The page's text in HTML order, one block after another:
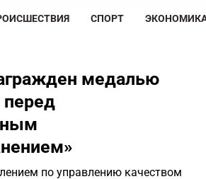
СПОРТ
медалью
перед
по управлению качеством